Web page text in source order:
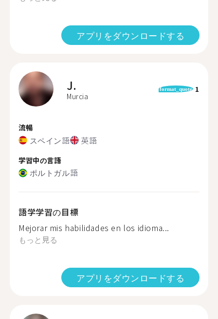
アプリをダウンロードする
J.
Murcia
format_quote 1
流暢
スペイン語 英語
学習中の言語
ポルトガル語
語学学習の目標
Mejorar mis habilidades en los idioma...
もっと見る
アプリをダウンロードする